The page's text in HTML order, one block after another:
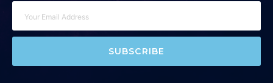
SUBSCRIBE